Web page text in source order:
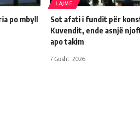
po mbyll
LAJME
Sot afati i fundit për
Kuvendit, ende asnjë
apo takim
7 Gusht, 2026